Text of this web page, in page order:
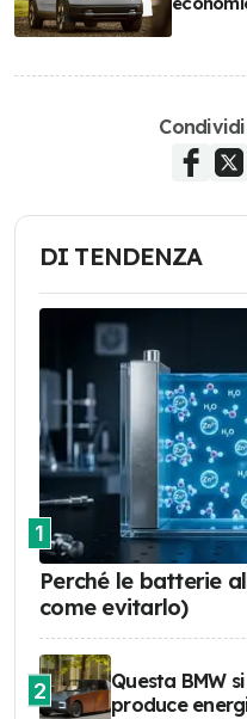
DI TENDENZA
1
Perché le batterie
come evitarlo)
2
Questa BMW
produce